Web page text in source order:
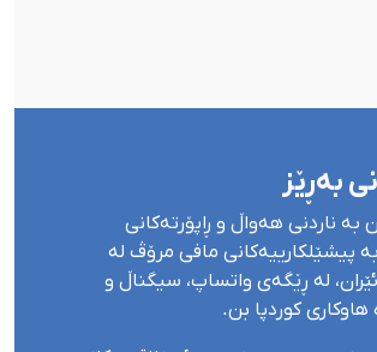
بەڕێز
بە ناردنی هەواڵ و ڕاپۆرتەکانی
بە پیشێلکارییەکانی مافی مرۆڤ لە
لە ڕێگەی واتساپ، سیگناڵ و
هاوکاری کوردپا بن.